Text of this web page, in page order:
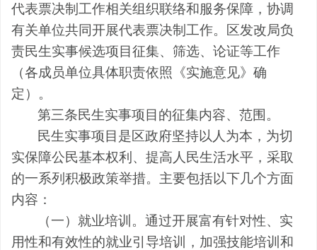
代表票决制工作相关组织联络和服务保障，协调
有关单位共同开展代表票决制工作。区发改局负
责民生实事候选项目征集、筛选、论证等工作
（各成员单位具体职责依照《实施意见》确
定）。
第三条民生实事项目的征集内容、范围。
民生实事项目是区政府坚持以人为本， 为切
实保障公民基本权利 、 提高人民生活水平，采取
的一系列积极政策举措。主要包括以下几个方面
内容：
（一）就业培训。通过开展富有针对性、实
用性和有效性的就业引导培训，加强技能培训和